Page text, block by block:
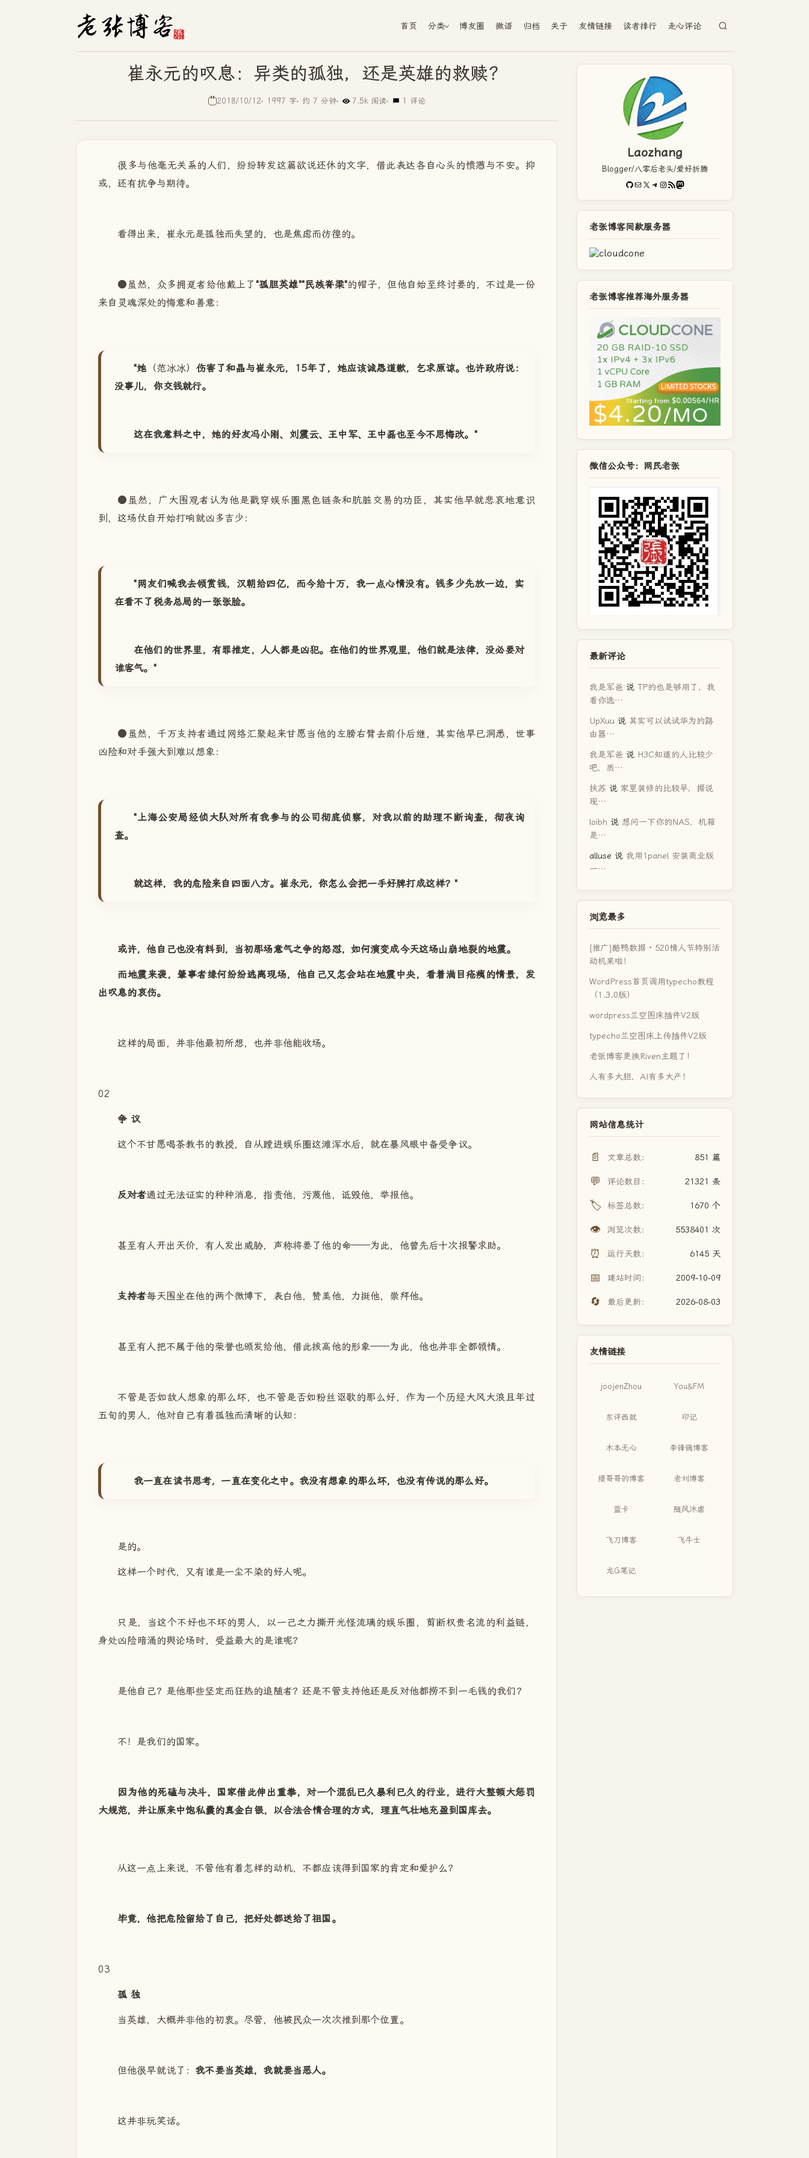
首页 分类 博友圈 微语 归档 关于 友情链接 读者排行 走心评论
崔永元的叹息：异类的孤独，还是英雄的救赎？
2018/10/12 1997 字 约 7 分钟 7.5k 阅读 1 评论
很多与他毫无关系的人们，纷纷转发这篇欲说还休的文字，借此表达各自心头的愤懑与不安。抑
或，还有抗争与期待。
看得出来，崔永元是孤独而失望的，也是焦虑而彷徨的。
●虽然，众多拥趸者给他戴上了 "孤胆英雄""民族脊梁"的帽子，但他自始至终讨要的，不过是一份
来自灵魂深处的悔意和善意：
"她 （范冰冰） 伤害了和晶与崔永元，15年了，她应该诚恳道歉，乞求原谅。也许政府说：
没事儿，你交钱就行。
这在我意料之中，她的好友冯小刚、刘震云、王中军、王中磊也至今不思悔改。"
●虽然，广大围观者认为他是戳穿娱乐圈黑色链条和肮脏交易的功臣，其实他早就悲哀地意识
到，这场仗自开始打响就凶多吉少：
"网友们喊我去领赏钱，汉朝给四亿，而今给十万，我一点心情没有。钱多少先放一边，实
在看不了税务总局的一张张脸。
在他们的世界里，有罪推定，人人都是凶犯。在他们的世界观里，他们就是法律，没必要对
谁客气。"
●虽然，千万支持者通过网络汇聚起来甘愿当他的左膀右臂去前仆后继，其实他早已洞悉，世事
凶险和对手强大到难以想象：
"上海公安局经侦大队对所有我参与的公司彻底侦察，对我以前的助理不断询查，彻夜询
查。
就这样，我的危险来自四面八方。崔永元，你怎么会把一手好牌打成这样？"
或许，他自己也没有料到，当初那场意气之争的怒怼，如何演变成今天这场山崩地裂的地震。
而地震来袭，肇事者缘何纷纷逃离现场，他自己又怎会站在地震中央，看着满目疮痍的情景，发
出叹息的哀伤。
这样的局面，并非他最初所想，也并非他能收场。
02
争 议
这个不甘愿喝茶教书的教授，自从蹚进娱乐圈这滩浑水后，就在暴风眼中备受争议。
反对者通过无法证实的种种消息，指责他，污蔑他，诋毁他，举报他。
甚至有人开出天价，有人发出威胁，声称将要了他的命——为此，他曾先后十次报警求助。
支持者每天围坐在他的两个微博下，表白他，赞美他，力挺他，崇拜他。
甚至有人把不属于他的荣誉也颁发给他，借此拔高他的形象——为此，他也并非全都领情。
不管是否如敌人想象的那么坏，也不管是否如粉丝讴歌的那么好，作为一个历经大风大浪且年过
五旬的男人，他对自己有着孤独而清晰的认知：
我一直在读书思考，一直在变化之中。我没有想象的那么坏，也没有传说的那么好。
是的。
这样一个时代，又有谁是一尘不染的好人呢。
只是，当这个不好也不坏的男人，以一己之力撕开光怪流璃的娱乐圈，剪断权贵名流的利益链，
身处凶险暗涌的舆论场时，受益最大的是谁呢？
是他自己？是他那些坚定而狂热的追随者？还是不管支持他还是反对他都捞不到一毛钱的我们？
不！是我们的国家。
因为他的死磕与决斗，国家借此伸出重拳，对一个混乱已久暴利已久的行业，进行大整顿大惩罚
大规范，并让原来中饱私囊的真金白银，以合法合情合理的方式，理直气壮地充盈到国库去。
从这一点上来说，不管他有着怎样的动机，不都应该得到国家的肯定和爱护么？
毕竟，他把危险留给了自己，把好处都送给了祖国。
03
孤 独
当英雄，大概并非他的初衷。尽管，他被民众一次次推到那个位置。
但他很早就说了： 我不要当英雄，我就要当恶人。
这并非玩笑话。
Laozhang
Blogger/八零后老头/爱好折腾
GitHub
电子邮件X Telegram
Instagram
RSS FeedMastodon
老张博客同款服务器
老张博客推荐海外服务器
微信公众号：网民老张
最新评论
我是军爸 说 TP的也是够用了，我
看你选…
UpXuu 说 其实可以试试华为的路
由器…
我是军爸 说 H3C知道的人比较少
吧，质…
扶苏 说 家里装修的比较早，据说
现…
loibh 说 想问一下你的NAS，机箱
是…
alluse 说 我用1panel 安装商业版
一…
浏览最多
[推广]酷鸭数据 · 520情人节特别活
动机来啦！
WordPress首页调用typecho教程
（1.3.0版）
wordpress兰空图床插件V2版
typecho兰空图床上传插件V2版
老张博客更换Riven主题了！
人有多大胆，AI有多大产！
网站信息统计
📄 文章总数： 851 篇
💬 评论数目： 21321 条
🏷️ 标签总数： 1670 个
👁️ 浏览次数： 5538401 次
⏰ 运行天数： 6145 天
📅 建站时间： 2009-10-09
🔄 最后更新： 2026-08-03
友情链接
joojenZhou You&FM
东评西就 印记
木本无心 李锋镝博客
缙哥哥的博客 老刘博客
蓝卡 随风沐虐
飞刀博客 飞牛士
龙G笔记